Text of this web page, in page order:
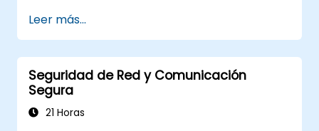
Leer más...
Seguridad de Red y Comunicación
Segura
21 Horas